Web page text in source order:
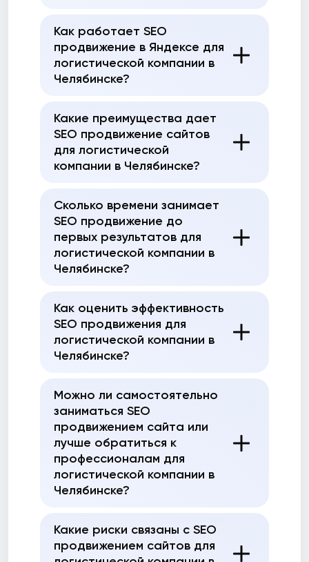
Как работает SEO
продвижение в Яндексе для
логистической компании в
Челябинске?
Какие преимущества дает
SEO продвижение сайтов
для логистической
компании в Челябинске?
Сколько времени занимает
SEO продвижение до
первых результатов для
логистической компании в
Челябинске?
Как оценить эффективность
SEO продвижения для
логистической компании в
Челябинске?
Можно ли самостоятельно
заниматься SEO
продвижением сайта или
лучше обратиться к
профессионалам для
логистической компании в
Челябинске?
Какие риски связаны с SEO
продвижением сайтов для